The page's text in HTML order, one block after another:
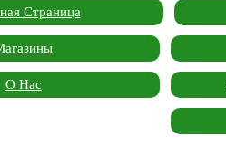
Страница
О Нас